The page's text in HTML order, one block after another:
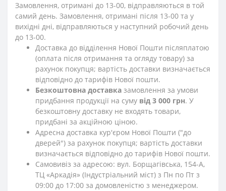
Замовлення, отримані до 13-00, відправляються в той
самий день. Замовлення, отримані після 13-00 та у
вихідні дні, відправляються у наступний робочий день
до 13-00.
Доставка до відділення Нової Пошти післяплатою
(оплата після отримання та огляду товару) за
рахунок покупця; вартість доставки визначається
відповідно до тарифів Нової пошти.
Безкоштовна доставка замовлення за умови
придбання продукції на суму від 3 000 грн. У
безкоштовну доставку не входять товари,
придбані за акційною ціною.
Адресна доставка кур'єром Нової Пошти ("до
дверей") за рахунок покупця; вартість доставки
визначається відповідно до тарифів Нової пошти.
Самовивіз за адресою: вул. Борщагівська, 154-А,
ТЦ «Аркадія» (Індустріальний міст) з Пн по Пт з
09:00 до 17:00 за домовленістю з менеджером.